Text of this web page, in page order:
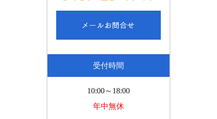
受付時間
10:00～18:00
年中無休